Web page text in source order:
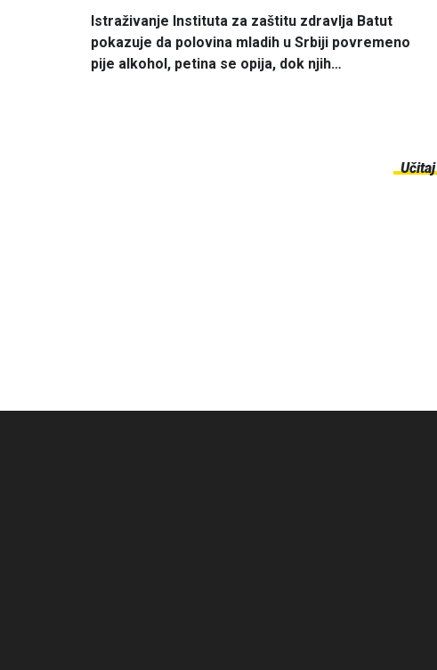
Istraživanje Instituta za zaštitu zdravlja Batut
pokazuje da polovina mladih u Srbiji povremeno
pije alkohol, petina se opija, dok njih…